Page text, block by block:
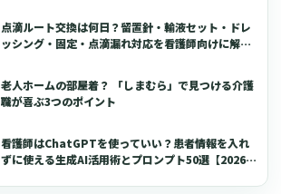
点滴ルート交換は何日？留置針・輸液セット・ドレ
ッシング・固定・点滴漏れ対応を看護師向けに解説
老人ホームの部屋着？ 「しまむら」で見つける介護
職が喜ぶ3つのポイント
看護師はChatGPTを使っていい？患者情報を入れ
ずに使える生成AI活用術とプロンプト50選【2026年